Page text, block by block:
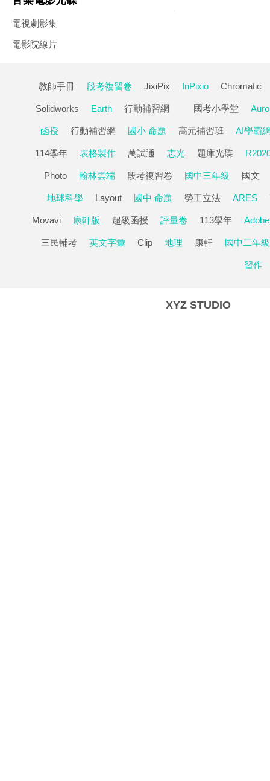
電視劇影集
電影院線片
教師手冊 段考複習卷 JixiPix InPixio Chromatic
Solidworks Earth 行動補習網 國考小學堂
函授 行動補習網 國小 命題 高元補習班 AI學霸
114學年 表格製作 萬試通 志光 題庫光碟
Photo 翰林雲端 段考複習卷 國中三年級 國文
地球科學 Layout 國中 命題 勞工立法 ARES
Movavi 康軒版 超級函授 評量卷 113學年 Adobe
三民輔考 英文字彙 Clip 地理 康軒 國中二年級
習作
XYZ STUDIO